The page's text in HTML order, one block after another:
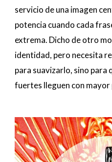
servicio de una imagen
potencia cuando cada
extrema. Dicho de otro
identidad, pero necesita
para suavizarlo, sino para
fuertes lleguen con mayor